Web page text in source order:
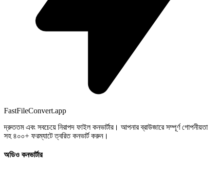
FastFileConvert.app
দ্রুততম এবং সবচেয়ে নিরাপদ ফাইল কনভার্টার। আপনার ব্রাউজারে সম্পূর্ণ গোপনীয়তা
সহ ৪০০+ ফরম্যাটে ত্বরিত কনভার্ট করুন।
অডিও কনভার্টার